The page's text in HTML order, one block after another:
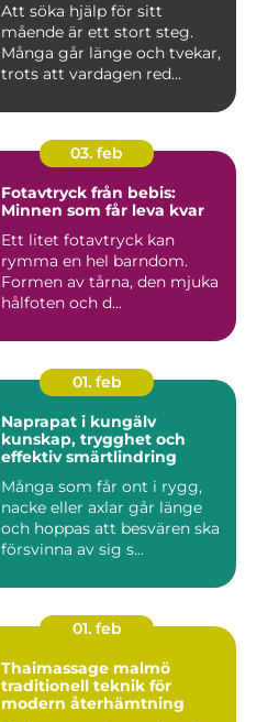
Att söka hjälp för sitt
mående är ett stort steg.
Många går länge och tvekar,
trots att vardagen red...
03. feb
Fotavtryck från bebis:
Minnen som får leva kvar
Ett litet fotavtryck kan
rymma en hel barndom.
Formen av tårna, den mjuka
hålfoten och d...
01. feb
Naprapat i kungälv
kunskap, trygghet och
effektiv smärtlindring
Många som får ont i rygg,
nacke eller axlar går länge
och hoppas att besvären ska
försvinna av sig s...
01. feb
Thaimassage malmö
traditionell teknik för
modern återhämtning